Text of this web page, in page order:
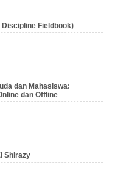
Fieldbook)
dan Mahasiswa:
dan Offline
Shirazy